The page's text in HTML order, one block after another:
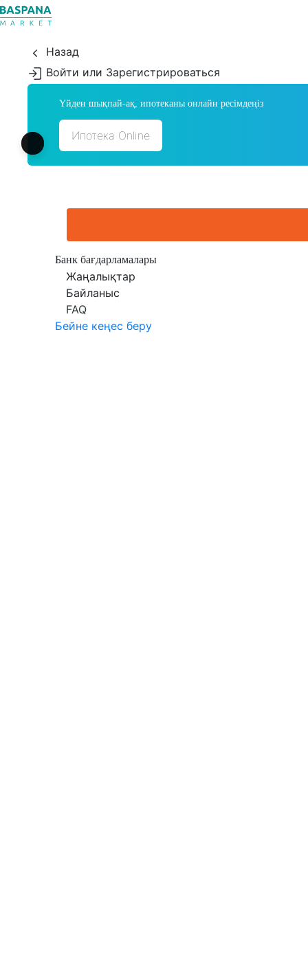
Назад
Войти или Зарегистрироваться
Үйден шықпай-ақ, ипотеканы онлайн ресімдеңіз
Ипотека Online
Банк бағдарламалары
Жаңалықтар
Байланыс
FAQ
Бейне кеңес беру